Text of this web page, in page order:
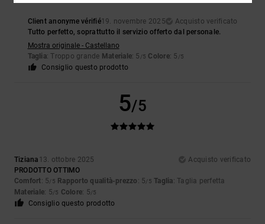
Client anonyme vérifié19. novembre 2025
Acquisto verificato
Tutto perfetto, soprattutto il servizio offerto dal personale.
Mostra originale - Castellano
Taglia: Troppo grande Materiale: 5 /5 Colore: 5 /5
Consiglio questo prodotto
5/5
Tiziana 13. ottobre 2025
Acquisto verificato
PRODOTTO OTTIMO
Comfort: 5/5 Rapporto qualità-prezzo : 5/5 Taglia: Taglia perfetta
Materiale: 5/5 Colore: 5/5
Consiglio questo prodotto